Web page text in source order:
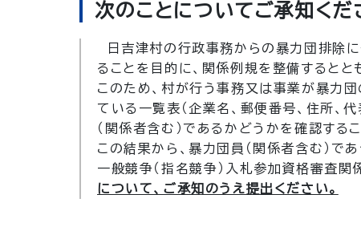
次のことについてご承知くだ
日吉津村の行政事務からの暴力団排除に
ることを目的に、関係例規を整備すると
このため、村が行う事務又は事業が暴力
ている一覧表（企業名、郵便番号、住所、
（関係者含む）であるかどうかを確認する
この結果から、暴力団員（関係者含む）で
一般競争（指名競争）入札参加資格審査
について、ご承知のうえ提出ください。